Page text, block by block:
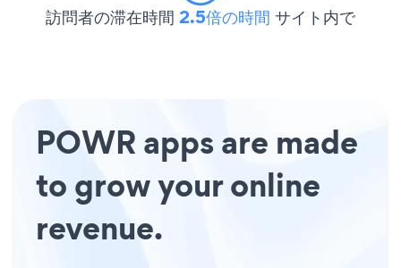
訪問者の滞在時間 2.5倍の時間 サイト内で
POWR apps are made
to grow your online
revenue.